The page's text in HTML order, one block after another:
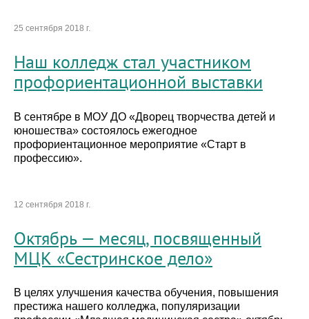
25 сентября 2018 г.
Наш колледж стал участником
профориентационной выставки
В сентябре в МОУ ДО «Дворец творчества детей и
юношества» состоялось ежегодное
профориентационное мероприятие «Старт в
профессию».
12 сентября 2018 г.
Октябрь — месяц, посвященный
МЦК «Сестринское дело»
В целях улучшения качества обучения, повышения
престижа нашего колледжа, популяризации